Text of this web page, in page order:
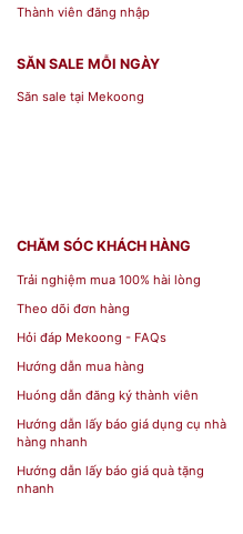
Các mẫu ly sứ Bát
sứ[/caption] [caption
align="aligncenter"
Thành viên đăng nhập
SĂN SALE MỖI NGÀY
Săn sale tại Mekoong
CHĂM SÓC KHÁCH HÀNG
Trải nghiệm mua 100% hài lòng
Theo dõi đơn hàng
Hỏi đáp Mekoong - FAQs
Hướng dẫn mua hàng
Huóng dẫn đăng ký thành viên
Hướng dẫn lấy báo giá dụng cụ nhà
hàng nhanh
Hướng dẫn lấy báo giá quà tặng
nhanh